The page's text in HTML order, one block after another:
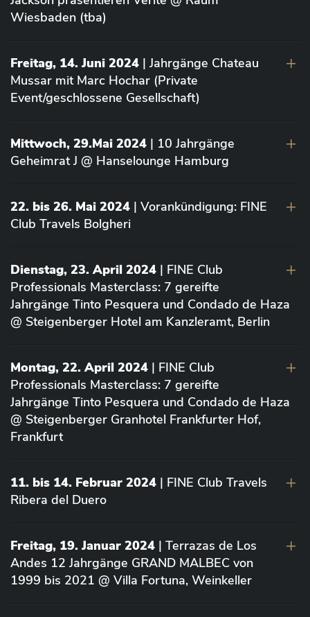
Wiesbaden (tba)
Freitag, 14. Juni 2024 | Jahrgänge Chateau
Mussar mit Marc Hochar (Private
Event/geschlossene Gesellschaft)
Mittwoch, 29.Mai 2024 | 10 Jahrgänge
Geheimrat J @ Hanselounge Hamburg
22. bis 26. Mai 2024 | Vorankündigung: FINE
Club Travels Bolgheri
Dienstag, 23. April 2024 | FINE Club
Professionals Masterclass: 7 gereifte
Jahrgänge Tinto Pesquera und Condado de Haza
@ Steigenberger Hotel am Kanzleramt, Berlin
Montag, 22. April 2024 | FINE Club
Professionals Masterclass: 7 gereifte
Jahrgänge Tinto Pesquera und Condado de Haza
@ Steigenberger Granhotel Frankfurter Hof,
Frankfurt
11. bis 14. Februar 2024 | FINE Club Travels
Ribera del Duero
Freitag, 19. Januar 2024 | Terrazas de Los
Andes 12 Jahrgänge GRAND MALBEC von
1999 bis 2021 @ Villa Fortuna, Weinkeller